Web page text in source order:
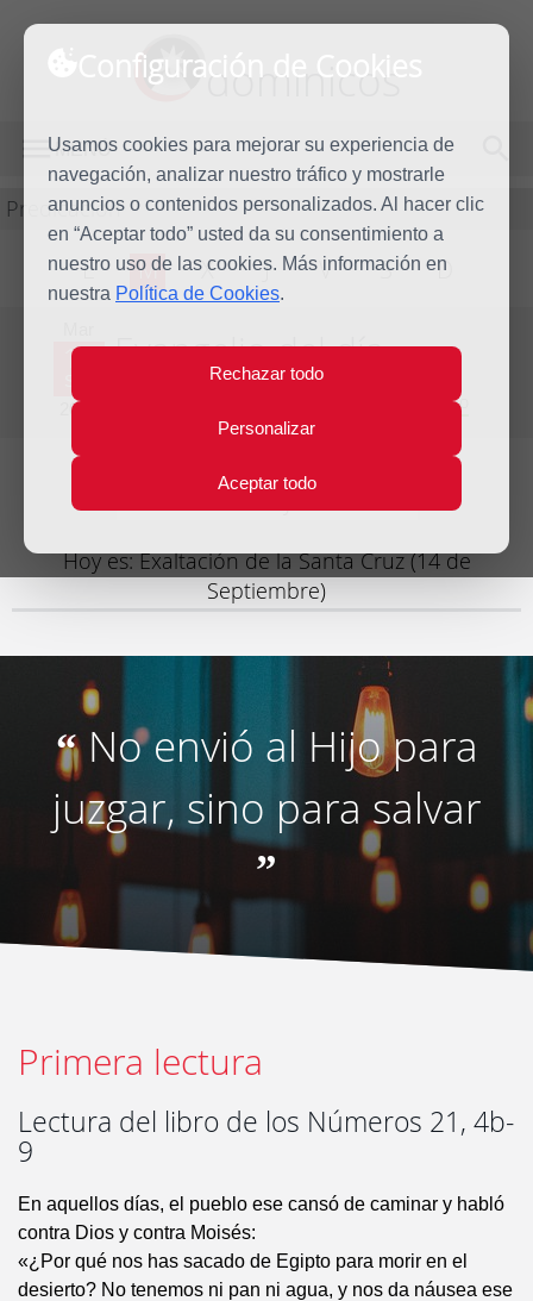
Configuración de Cookies
Usamos cookies para mejorar su experiencia de
navegación, analizar nuestro tráfico y mostrarle
anuncios o contenidos personalizados. Al hacer clic
en “Aceptar todo” usted da su consentimiento a
nuestro uso de las cookies. Más información en
nuestra Política de Cookies.
Rechazar todo
Personalizar
Aceptar todo
dominicos
MENÚ
Predicación
L M X J V S D
14
2021
Evangelio del día
Vigésimo cuarta Semana del Tiempo Ordinario
Lecturas del día y comentario
Hoy es: Exaltación de la Santa Cruz (14 de
Septiembre)
“ No envió al Hijo para
juzgar, sino para salvar
”
Primera lectura
Lectura del libro de los Números 21, 4b-
9
En aquellos días, el pueblo ese cansó de caminar y habló
contra Dios y contra Moisés:
«¿Por qué nos has sacado de Egipto para morir en el
desierto? No tenemos ni pan ni agua, y nos da náusea ese